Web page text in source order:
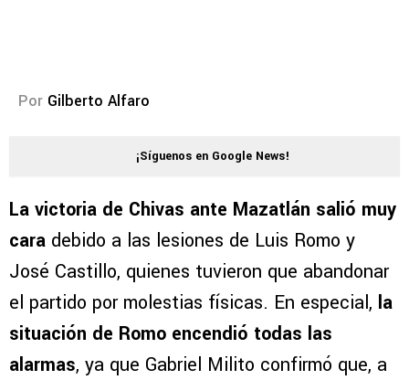
Por Gilberto Alfaro
¡Síguenos en Google News!
La victoria de Chivas ante Mazatlán salió muy
cara debido a las lesiones de Luis Romo y
José Castillo, quienes tuvieron que abandonar
el partido por molestias físicas. En especial, la
situación de Romo encendió todas las
alarmas, ya que Gabriel Milito confirmó que, a